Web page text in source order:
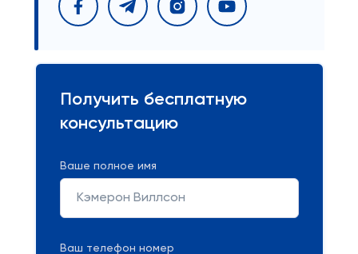
Получить бесплатную
консультацию
Ваше полное имя
Ваш телефон номер